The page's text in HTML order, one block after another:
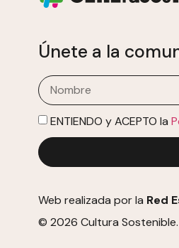
Únete a la
ENTIENDO y ACEPTO la
Web realizada por la Red
© 2026 Cultura